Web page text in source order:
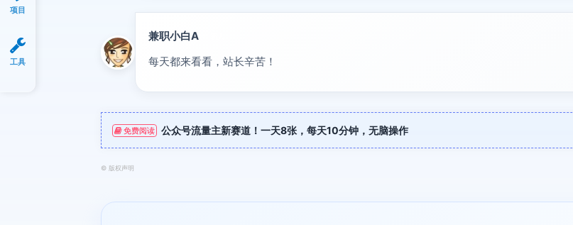
兼职小白A
每天都来看看，站长辛苦！
免费阅读 公众号流量主新赛道！一天8张，每天10分钟，无脑操作
© 版权声明
项目
工具